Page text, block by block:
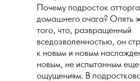
Почему подросток
домашнего очага? Опять
того, что, развращенный
вседозволенностью, он
к новым и новым
новым, не испытанным еще
ощущениям. В